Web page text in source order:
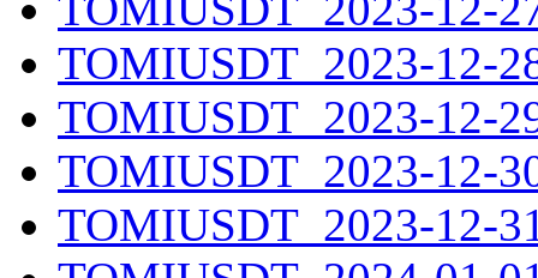
TOMIUSDT_2023-12-
TOMIUSDT_2023-12-
TOMIUSDT_2023-12-
TOMIUSDT_2023-12-